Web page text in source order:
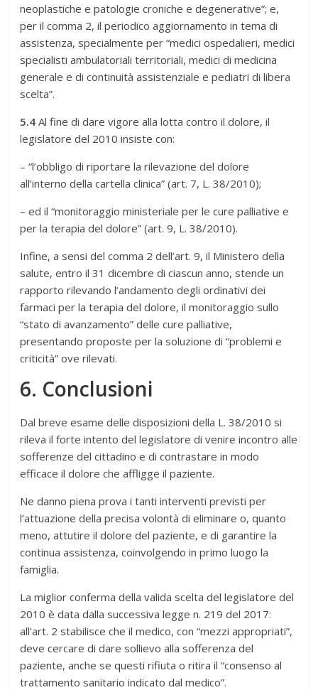
neoplastiche e patologie croniche e degenerative”; e,
per il comma 2, il periodico aggiornamento in tema di
assistenza, specialmente per “medici ospedalieri, medici
specialisti ambulatoriali territoriali, medici di medicina
generale e di continuità assistenziale e pediatri di libera
scelta”.
5.4 Al fine di dare vigore alla lotta contro il dolore, il
legislatore del 2010 insiste con:
– “l’obbligo di riportare la rilevazione del dolore
all’interno della cartella clinica” (art. 7, L. 38/2010);
– ed il “monitoraggio ministeriale per le cure palliative e
per la terapia del dolore” (art. 9, L. 38/2010).
Infine, a sensi del comma 2 dell’art. 9, il Ministero della
salute, entro il 31 dicembre di ciascun anno, stende un
rapporto rilevando l’andamento degli ordinativi dei
farmaci per la terapia del dolore, il monitoraggio sullo
“stato di avanzamento” delle cure palliative,
presentando proposte per la soluzione di “problemi e
criticità” ove rilevati.
6. Conclusioni
Dal breve esame delle disposizioni della L. 38/2010 si
rileva il forte intento del legislatore di venire incontro alle
sofferenze del cittadino e di contrastare in modo
efficace il dolore che affligge il paziente.
Ne danno piena prova i tanti interventi previsti per
l’attuazione della precisa volontà di eliminare o, quanto
meno, attutire il dolore del paziente, e di garantire la
continua assistenza, coinvolgendo in primo luogo la
famiglia.
La miglior conferma della valida scelta del legislatore del
2010 è data dalla successiva legge n. 219 del 2017:
all’art. 2 stabilisce che il medico, con “mezzi appropriati”,
deve cercare di dare sollievo alla sofferenza del
paziente, anche se questi rifiuta o ritira il “consenso al
trattamento sanitario indicato dal medico”.